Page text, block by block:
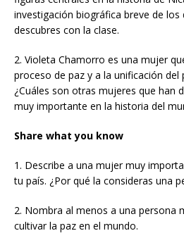
investigación biográfica breve de
descubres con la clase.
2. Violeta Chamorro es una mujer
proceso de paz y a la unificación del
¿Cuáles son otras mujeres que han
muy importante en la historia del
Share what you know
1. Describe a una mujer muy
tu país. ¿Por qué la consideras una
2. Nombra al menos a una persona
cultivar la paz en el mundo.